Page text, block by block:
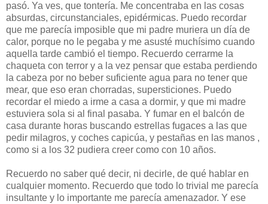
pasó. Ya ves, que tontería. Me concentraba en las cosas
absurdas, circunstanciales, epidérmicas. Puedo recordar
que me parecía imposible que mi padre muriera un día de
calor, porque no le pegaba y me asusté muchísimo cuando
aquella tarde cambió el tiempo. Recuerdo cerrarme la
chaqueta con terror y a la vez pensar que estaba perdiendo
la cabeza por no beber suficiente agua para no tener que
mear, que eso eran chorradas, supersticiones. Puedo
recordar el miedo a irme a casa a dormir, y que mi madre
estuviera sola si al final pasaba. Y fumar en el balcón de
casa durante horas buscando estrellas fugaces a las que
pedir milagros, y coches capicúa, y pestañas en las manos ,
como si a los 32 pudiera creer como con 10 años.
Recuerdo no saber qué decir, ni decirle, de qué hablar en
cualquier momento. Recuerdo que todo lo trivial me parecía
insultante y lo importante me parecía amenazador. Y ese